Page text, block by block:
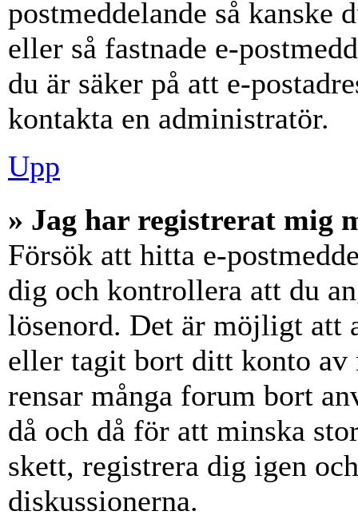
postmeddelande så kanske
eller så fastnade e-
du är säker på att e-
kontakta en administratör.
Upp
» Jag har registrerat mig
Försök att hitta e-
dig och kontrollera att du
lösenord. Det är möjligt att
eller tagit bort ditt konto av
rensar många forum bort
då och då för att minska
skett, registrera dig igen
diskussionerna.